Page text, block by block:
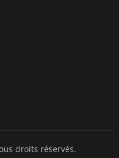
droits réservés.